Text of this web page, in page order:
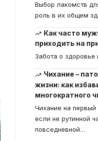
Выбор лакомств
роль в их общем
Как часто
приходить на
Забота о
Чихание –
жизни: как
многократного
Чихание на первый
если не рутинной
повседневной…